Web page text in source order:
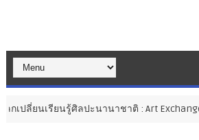
รู้ศิลปะนานาชาติ : Art Exchange 2026 เปิ